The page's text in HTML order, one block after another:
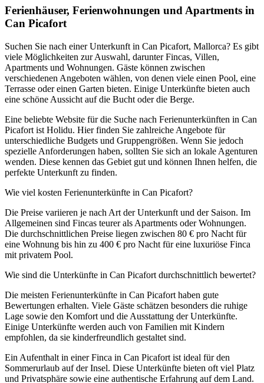
Ferienhäuser, Ferienwohnungen und Apartments in
Can Picafort
Suchen Sie nach einer Unterkunft in Can Picafort, Mallorca? Es gibt
viele Möglichkeiten zur Auswahl, darunter Fincas, Villen,
Apartments und Wohnungen. Gäste können zwischen
verschiedenen Angeboten wählen, von denen viele einen Pool, eine
Terrasse oder einen Garten bieten. Einige Unterkünfte bieten auch
eine schöne Aussicht auf die Bucht oder die Berge.
Eine beliebte Website für die Suche nach Ferienunterkünften in Can
Picafort ist Holidu. Hier finden Sie zahlreiche Angebote für
unterschiedliche Budgets und Gruppengrößen. Wenn Sie jedoch
spezielle Anforderungen haben, sollten Sie sich an lokale Agenturen
wenden. Diese kennen das Gebiet gut und können Ihnen helfen, die
perfekte Unterkunft zu finden.
Wie viel kosten Ferienunterkünfte in Can Picafort?
Die Preise variieren je nach Art der Unterkunft und der Saison. Im
Allgemeinen sind Fincas teurer als Apartments oder Wohnungen.
Die durchschnittlichen Preise liegen zwischen 80 € pro Nacht für
eine Wohnung bis hin zu 400 € pro Nacht für eine luxuriöse Finca
mit privatem Pool.
Wie sind die Unterkünfte in Can Picafort durchschnittlich bewertet?
Die meisten Ferienunterkünfte in Can Picafort haben gute
Bewertungen erhalten. Viele Gäste schätzen besonders die ruhige
Lage sowie den Komfort und die Ausstattung der Unterkünfte.
Einige Unterkünfte werden auch von Familien mit Kindern
empfohlen, da sie kinderfreundlich gestaltet sind.
Ein Aufenthalt in einer Finca in Can Picafort ist ideal für den
Sommerurlaub auf der Insel. Diese Unterkünfte bieten oft viel Platz
und Privatsphäre sowie eine authentische Erfahrung auf dem Land.